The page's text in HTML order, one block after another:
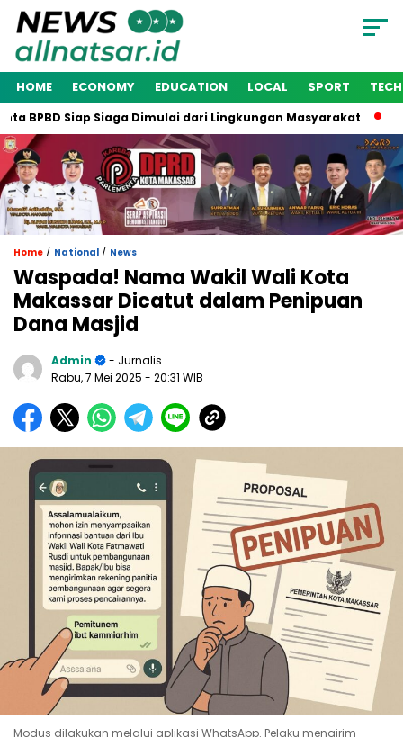
HOME ECONOMY EDUCATION LOCAL SPORT
Siap Siaga Dimulai dari Lingkungan Masyarakat
Home / National / News
Waspada! Nama Wakil Wali Kota
Makassar Dicatut dalam Penipuan
Dana Masjid
Admin
- Jurnalis
Rabu, 7 Mei 2025 - 20:31 WIB
Modus dilakukan melalui aplikasi WhatsApp. Pelaku mengirim